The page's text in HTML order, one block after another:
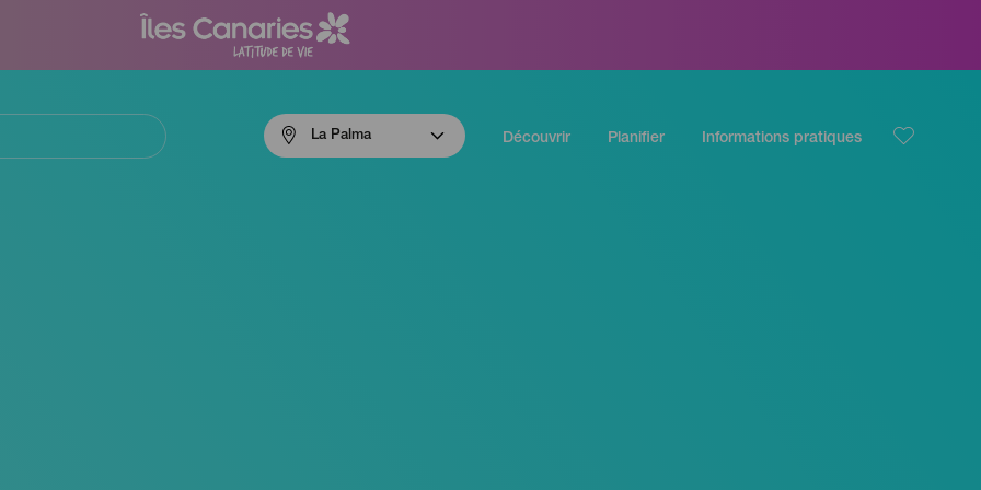
La Palma Découvrir Planifier Informations pratiques